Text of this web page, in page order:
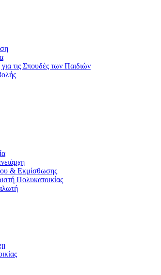
τις Σπουδές των Παιδιών
& Εκμίσθωσης
Πολυκατοικίας